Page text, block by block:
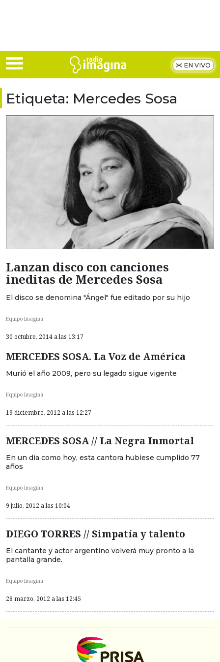
EN VIVO
Etiqueta: Mercedes Sosa
Lanzan disco con canciones
ineditas de Mercedes Sosa
El disco se denomina "Ángel" fue editado por su hijo
Equipo Imagina
30 octubre, 2014 a las 13:17
MERCEDES SOSA. La Voz de América
Murió el año 2009, pero su legado sigue vigente
Equipo Imagina
19 diciembre, 2012 a las 12:27
MERCEDES SOSA // La Negra Inmortal
En un día como hoy, esta cantora hubiese cumplido 77
años
Equipo Imagina
9 julio, 2012 a las 10:04
DIEGO TORRES // Simpatía y talento
El cantante y actor argentino volverá muy pronto a la
pantalla grande.
Equipo Imagina
28 marzo, 2012 a las 12:45